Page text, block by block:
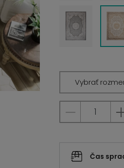
Vybrať
Čas